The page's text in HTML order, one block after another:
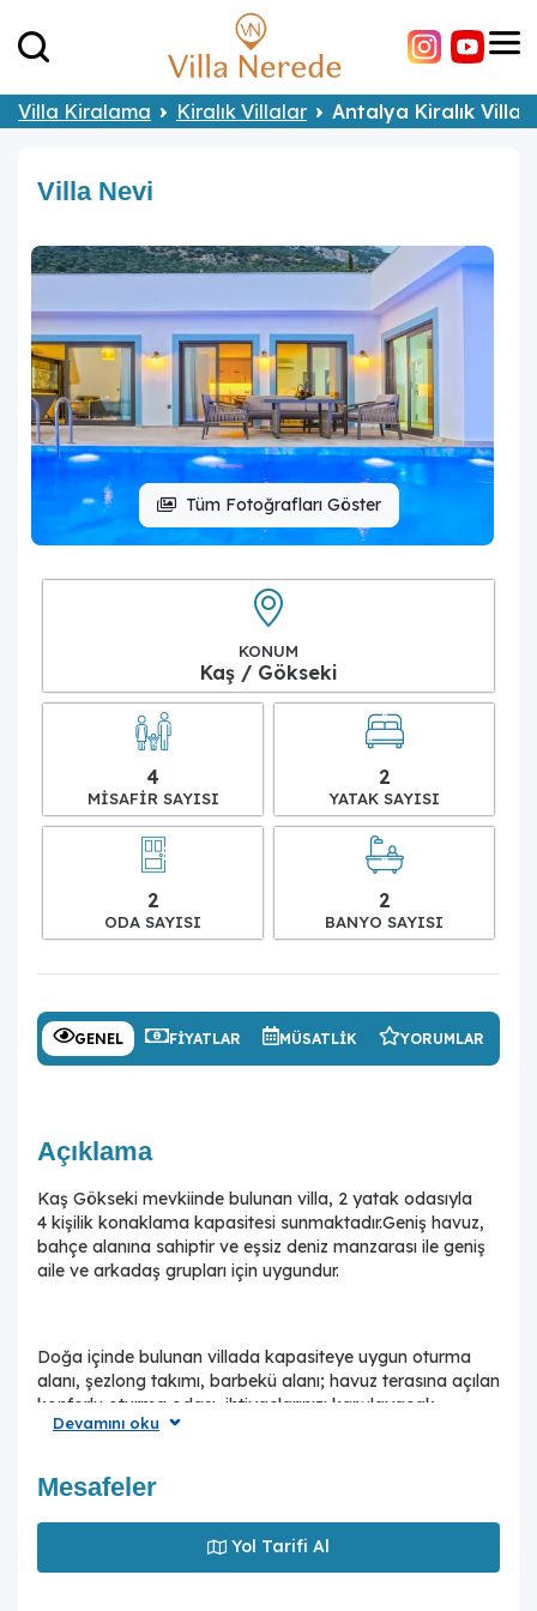
Villa Kiralama Kiralık Villalar Antalya Kiralık
Villa Nevi
Tüm Fotoğrafları Göster
KONUM
Kaş / Gökseki
4
MISAFIR SAYISI
2
YATAK SAYISI
2
ODA SAYISI
2
BANYO SAYISI
GENEL FIYATLAR MÜSATLIK YORUMLAR
Açıklama
Kaş Gökseki mevkiinde bulunan villa, 2 yatak odasıyla
4 kişilik konaklama kapasitesi sunmaktadır.Geniş havuz,
bahçe alanına sahiptir ve eşsiz deniz manzarası ile geniş
aile ve arkadaş grupları için uygundur.
Doğa içinde bulunan villada kapasiteye uygun oturma
alanı, şezlong takımı, barbekü alanı; havuz terasına açılan
konforlu oturma odası, ihtiyaçlarınızı karşılayacak
donanımlı mutfağı bulunmaktadır. Birinci yatak odasında
odasında da çift kişilik yatak,ebeveyn banyosu ve
jakuzi bulunmaktadır.
Denize ve merkeze kısa ve rahat sürüş mesafesinde olan
Devamını oku
Mesafeler
Yol Tarifi Al